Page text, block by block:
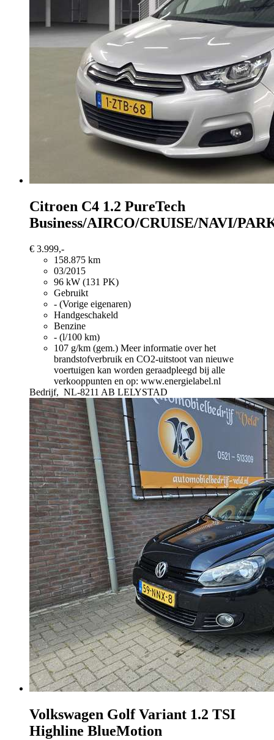
Citroen C4 1.2 PureTech
Business/AIRCO/CRUISE/NAVI/
€ 3.999,-
158.875 km
03/2015
96 kW (131 PK)
Gebruikt
- (Vorige eigenaren)
Handgeschakeld
Benzine
- (l/100 km)
107 g/km (gem.) Meer informatie over het
brandstofverbruik en CO2-uitstoot van nieuwe
voertuigen kan worden geraadpleegd bij alle
verkooppunten en op: www.energielabel.nl
Bedrijf, NL-8211 AB LELYSTAD
Volkswagen Golf Variant 1.2 TSI
Highline BlueMotion